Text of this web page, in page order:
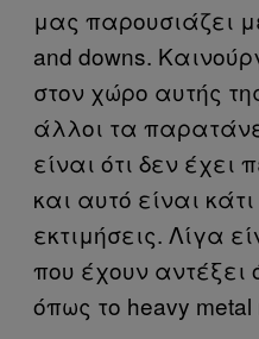
μας παρουσιάζει
and downs.
στον χώρο αυτής
άλλοι τα
είναι ότι δεν έχει
και αυτό είναι
εκτιμήσεις. Λίγα
που έχουν
όπως το heavy metal